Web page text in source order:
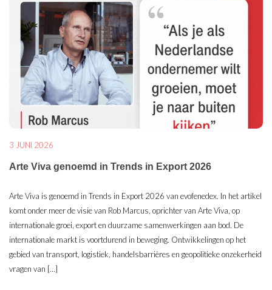
3 JUNI 2026
Arte Viva genoemd in Trends in Export 2026
Arte Viva is genoemd in Trends in Export 2026 van evofenedex. In het artikel
komt onder meer de visie van Rob Marcus, oprichter van Arte Viva, op
internationale groei, export en duurzame samenwerkingen aan bod. De
internationale markt is voortdurend in beweging. Ontwikkelingen op het
gebied van transport, logistiek, handelsbarrières en geopolitieke onzekerheid
vragen van […]